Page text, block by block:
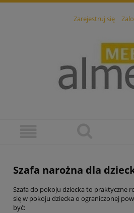
Zarejestruj się
Szafa narożna dla
Szafa do pokoju dziecka to praktyczne
się w pokoju dziecka o ograniczonej
być: